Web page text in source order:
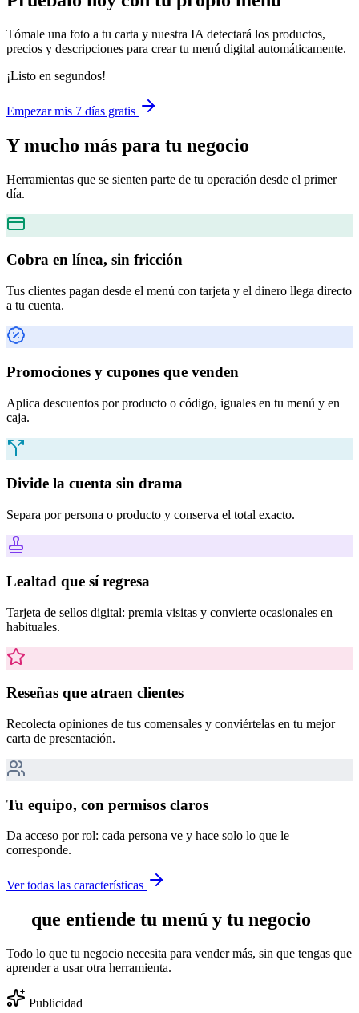
Tómale una foto a tu carta y nuestra IA detectará los productos,
precios y descripciones para crear tu menú digital automáticamente.
¡Listo en segundos!
Empezar mis 7 días gratis
Y mucho más para tu negocio
Herramientas que se sienten parte de tu operación desde el primer
día.
Cobra en línea, sin fricción
Tus clientes pagan desde el menú con tarjeta y el dinero llega directo
a tu cuenta.
Promociones y cupones que venden
Aplica descuentos por producto o código, iguales en tu menú y en
caja.
Divide la cuenta sin drama
Separa por persona o producto y conserva el total exacto.
Lealtad que sí regresa
Tarjeta de sellos digital: premia visitas y convierte ocasionales en
habituales.
Reseñas que atraen clientes
Recolecta opiniones de tus comensales y conviértelas en tu mejor
carta de presentación.
Tu equipo, con permisos claros
Da acceso por rol: cada persona ve y hace solo lo que le
corresponde.
Ver todas las características
que entiende tu menú y tu negocio
Todo lo que tu negocio necesita para vender más, sin que tengas que
aprender a usar otra herramienta.
Publicidad